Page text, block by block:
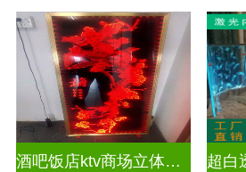
酒吧饭店ktv商场立体激光内雕屏风